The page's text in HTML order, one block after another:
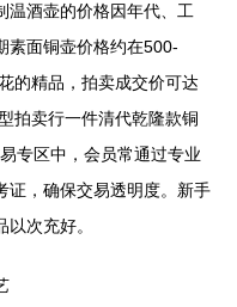
温酒壶的价格因年代、工
素面铜壶价格约在500-
的精品，拍卖成交价可达
拍卖行一件清代乾隆款铜
专区中，会员常通过专业
证，确保交易透明度。新手
次充好。